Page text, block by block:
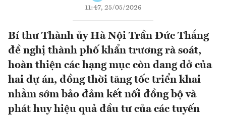
11:47, 25/05/2026
Bí thư Thành ủy Hà Nội Trần Đức Thắng
đề nghị thành phố khẩn trương rà soát,
hoàn thiện các hạng mục còn dang dở của
hai dự án, đồng thời tăng tốc triển khai
nhằm sớm bảo đảm kết nối đồng bộ và
phát huy hiệu quả đầu tư của các tuyến